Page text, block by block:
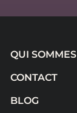
QUI
CONTACT
BLOG